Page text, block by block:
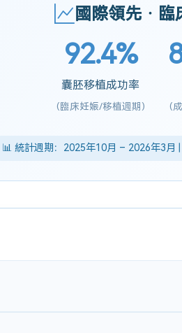
國際領先 ·
92.4%
囊胚移植成功率
(臨床妊娠/移植週期) (
📊 統計週期：2025年10月 – 2026年3月